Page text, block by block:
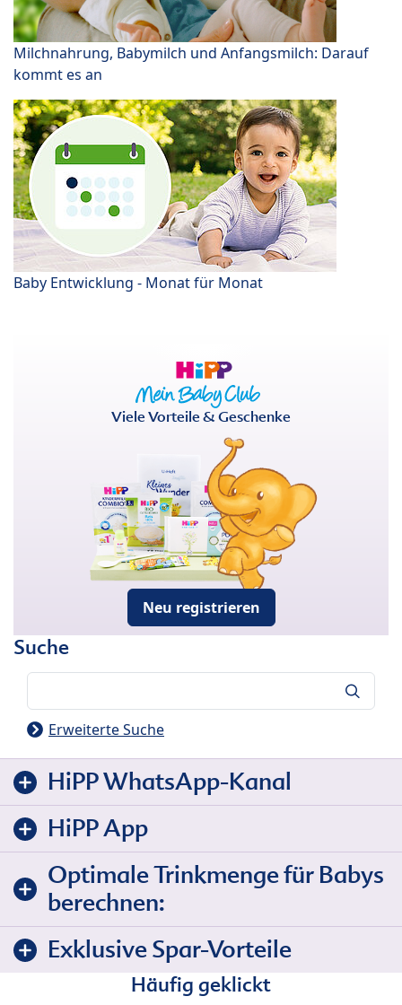
Milchnahrung, Babymilch und Anfangsmilch: Darauf
kommt es an
Baby Entwicklung - Monat für Monat
Viele Vorteile & Geschenke
Neu registrieren
Suche
Erweiterte Suche
HiPP WhatsApp-Kanal
HiPP App
Optimale Trinkmenge für Babys
berechnen:
Exklusive Spar-Vorteile
Häufig geklickt